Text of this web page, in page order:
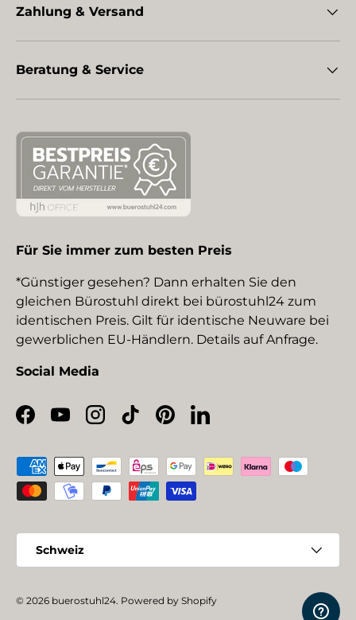
Zahlung & Versand
Beratung & Service
Für Sie immer zum besten Preis
*Günstiger gesehen? Dann erhalten Sie den
gleichen Bürostuhl direkt bei bürostuhl24 zum
identischen Preis. Gilt für identische Neuware bei
gewerblichen EU-Händlern. Details auf Anfrage.
Social Media
Facebook
YouTubeInstagram
TikTokPinterestLinkedIn
Zahlungsmethoden
Schweiz
© 2026 buerostuhl24. Powered by Shopify